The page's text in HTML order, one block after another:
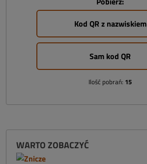
Kod QR z nazwiskiem
Sam kod QR
Ilość pobrań: 15
WARTO ZOBACZYĆ